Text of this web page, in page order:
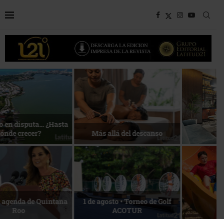
Bottega, un viaje servido a la
mesa
Energía que Impulsa la
competitividad
Reconocimiento de viajeros La esencia del servicio